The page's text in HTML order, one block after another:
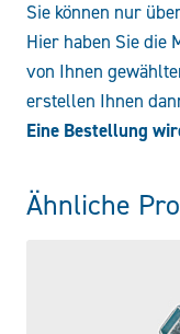
Sie können nur
Hier haben Sie die
von Ihnen
erstellen Ihnen
Eine Bestellung
Ähnliche